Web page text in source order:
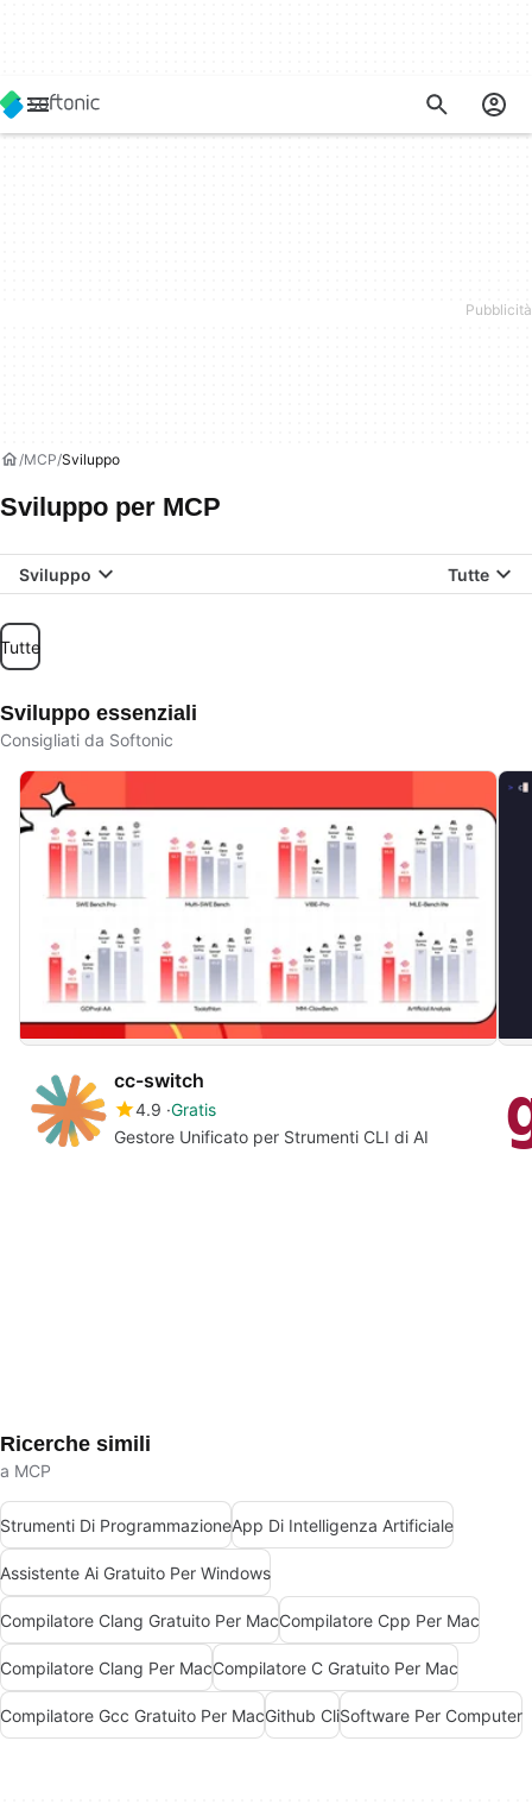
MCP Sviluppo
Sviluppo per MCP
Sviluppo Tutte
Tutte
Sviluppo essenziali
Consigliati da Softonic
cc-switch
4.9 Gratis
Gestore Unificato per Strumenti CLI di AI
Ricerche simili
a MCP
Strumenti Di ProgrammazioneApp Di Intelligenza Artificiale
Assistente Ai Gratuito Per Windows
Compilatore Clang Gratuito Per MacCompilatore Cpp Per Mac
Compilatore Clang Per MacCompilatore C Gratuito Per Mac
Compilatore Gcc Gratuito Per MacGithub CliSoftware Per Computer